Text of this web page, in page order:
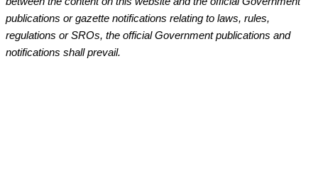
publications or gazette notifications relating to laws, rules,
regulations or SROs, the official Government publications and
notifications shall prevail.